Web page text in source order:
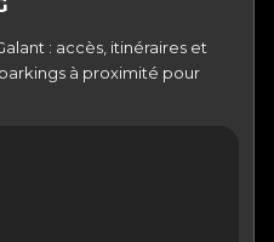
: accès, itinéraires et
à proximité pour